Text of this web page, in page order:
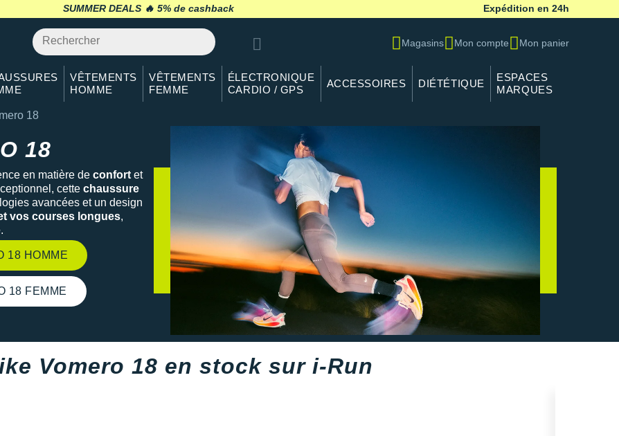
SUMMER DEALS 🔥 retour 30 jours* Expédition en 24h
Magasins Mon compte Mon panier
VÊTEMENTS
HOMME
VÊTEMENTS
FEMME
ÉLECTRONIQUE
CARDIO / GPS
ACCESSOIRES DIÉTÉTIQUE
ESPACES
MARQUES
18
18
en matière de confort et
cette chaussure
avancées et un design
vos courses longues,
18 HOMME
18 FEMME
Vomero 18 en stock sur i-Run